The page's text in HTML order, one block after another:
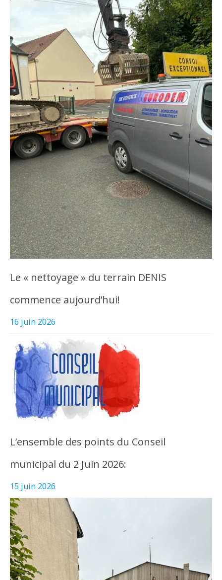
Le « nettoyage » du terrain DENIS
commence aujourd’hui!
16 juin 2026
L’ensemble des points du Conseil
municipal du 2 Juin 2026:
15 juin 2026